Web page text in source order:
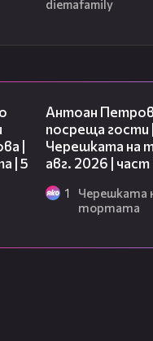
diemafamily
|
| 5
Антоан
посреща гости |
Черешката на
авг. 2026 | част
1
Черешката
тортата